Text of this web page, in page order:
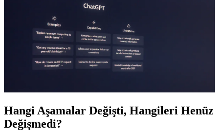
Hangi Aşamalar Değişti, Hangileri Henüz
Değişmedi?